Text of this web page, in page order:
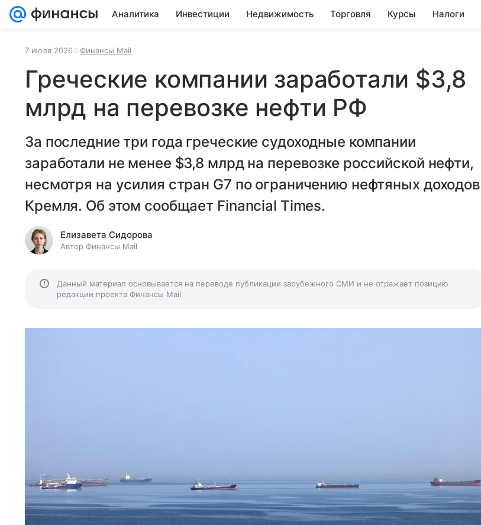
Аналитика Инвестиции Недвижимость Торговля Курсы Налоги
7 июля 2026 Финансы Mail
Греческие компании заработали $3,8
млрд на перевозке нефти РФ
За последние три года греческие судоходные компании
заработали не менее $3,8 млрд на перевозке российской нефти,
несмотря на усилия стран G7 по ограничению нефтяных доходов
Кремля. Об этом сообщает Financial Times.
Елизавета Сидорова
Автор Финансы Mail
Данный материал основывается на переводе публикации зарубежного СМИ и не отражает позицию
редакции проекта Финансы Mail